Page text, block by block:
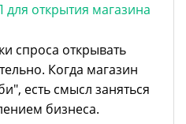
открытия магазина
спроса открывать
Когда магазин
есть смысл заняться
бизнеса.